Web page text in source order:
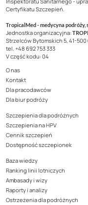
Certyfikatu Szczepień.
TropicalMed - medycyna
Jednostka organizacyjna:
Strzelców Bytomskich 5, 41-
tel. +48 692 753 333
V część kodu: 04
O nas
Kontakt
Dla pracodawców
Dla biur podróży
Szczepienia dla podróżnych
Szczepienia na HPV
Cennik szczepień
Dostępność szczepionek
Baza wiedzy
Ranking linii lotniczych
Ambasady i wizy
Raporty i analizy
Ostrzeżenia dla podróżnych